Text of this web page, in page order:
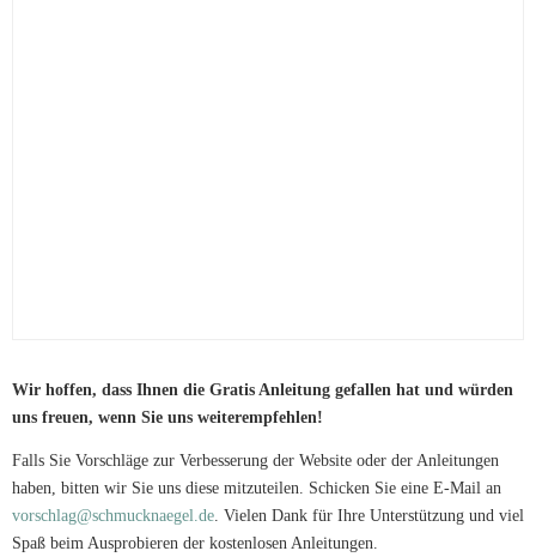
Wir hoffen, dass Ihnen die Gratis Anleitung gefallen hat und würden
uns freuen, wenn Sie uns weiterempfehlen!
Falls Sie Vorschläge zur Verbesserung der Website oder der Anleitungen
haben, bitten wir Sie uns diese mitzuteilen. Schicken Sie eine E-Mail an
vorschlag@schmucknaegel.de. Vielen Dank für Ihre Unterstützung und viel
Spaß beim Ausprobieren der kostenlosen Anleitungen.